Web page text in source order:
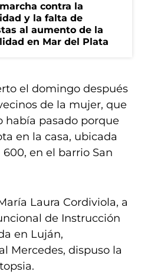
contra la
y la falta de
al aumento de la
en Mar del Plata
el domingo después
de la mujer, que
había pasado porque
en la casa, ubicada
en el barrio San
Laura Cordiviola, a
de Instrucción
en Luján,
Mercedes, dispuso la